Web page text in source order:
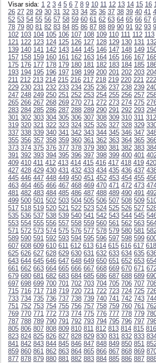
Visar sida: 1 2 3 4 5 6 7 8 9 10 11 12 13 14 15 16
26 27 28 29 30 31 32 33 34 35 36 37 38 39 40 41
52 53 54 55 56 57 58 59 60 61 62 63 64 65 66 67
78 79 80 81 82 83 84 85 86 87 88 89 90 91 92 93
102 103 104 105 106 107 108 109 110 111 112 113
121 122 123 124 125 126 127 128 129 130 131
139 140 141 142 143 144 145 146 147 148 149
157 158 159 160 161 162 163 164 165 166 167
175 176 177 178 179 180 181 182 183 184 185
193 194 195 196 197 198 199 200 201 202 203
211 212 213 214 215 216 217 218 219 220 221 222
229 230 231 232 233 234 235 236 237 238 239
247 248 249 250 251 252 253 254 255 256 257
265 266 267 268 269 270 271 272 273 274 275
283 284 285 286 287 288 289 290 291 292 293
301 302 303 304 305 306 307 308 309 310 311 312
319 320 321 322 323 324 325 326 327 328 329
337 338 339 340 341 342 343 344 345 346 347
355 356 357 358 359 360 361 362 363 364 365
373 374 375 376 377 378 379 380 381 382 383
391 392 393 394 395 396 397 398 399 400 401
409 410 411 412 413 414 415 416 417 418 419 420
427 428 429 430 431 432 433 434 435 436 437
445 446 447 448 449 450 451 452 453 454 455
463 464 465 466 467 468 469 470 471 472 473
481 482 483 484 485 486 487 488 489 490 491
499 500 501 502 503 504 505 506 507 508 509
517 518 519 520 521 522 523 524 525 526 527
535 536 537 538 539 540 541 542 543 544 545
553 554 555 556 557 558 559 560 561 562 563
571 572 573 574 575 576 577 578 579 580 581
589 590 591 592 593 594 595 596 597 598 599
607 608 609 610 611 612 613 614 615 616 617 618
625 626 627 628 629 630 631 632 633 634 635
643 644 645 646 647 648 649 650 651 652 653
661 662 663 664 665 666 667 668 669 670 671
679 680 681 682 683 684 685 686 687 688 689
697 698 699 700 701 702 703 704 705 706 707
715 716 717 718 719 720 721 722 723 724 725
733 734 735 736 737 738 739 740 741 742 743
751 752 753 754 755 756 757 758 759 760 761
769 770 771 772 773 774 775 776 777 778 779
787 788 789 790 791 792 793 794 795 796 797
805 806 807 808 809 810 811 812 813 814 815 816
823 824 825 826 827 828 829 830 831 832 833
841 842 843 844 845 846 847 848 849 850 851
859 860 861 862 863 864 865 866 867 868 869
877 878 879 880 881 882 883 884 885 886 887